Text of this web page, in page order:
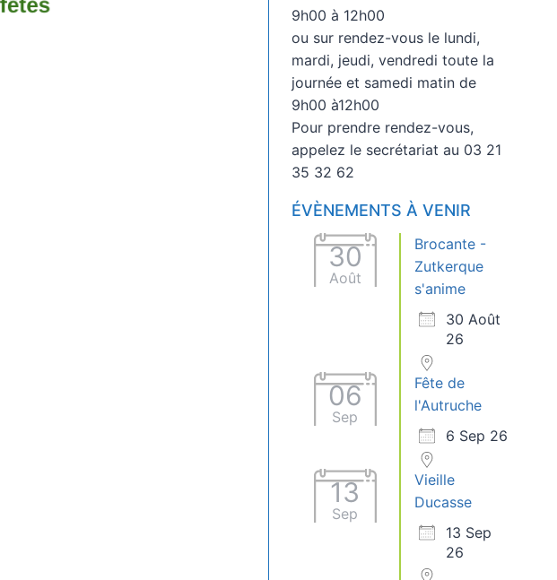
9h00 à 12h00
ou sur rendez-vous le lundi,
mardi, jeudi, vendredi toute la
journée et samedi matin de
9h00 à12h00
Pour prendre rendez-vous,
appelez le secrétariat au 03 21
35 32 62
ÉVÈNEMENTS À VENIR
30
Août
Brocante -
Zutkerque
s'anime
30 Août
26
06
Sep
Fête de
l'Autruche
6 Sep 26
13
Sep
Vieille
Ducasse
13 Sep
26